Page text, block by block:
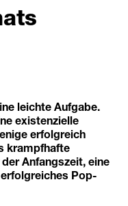
leichte Aufgabe.
existenzielle
erfolgreich
krampfhafte
Anfangszeit, eine
Pop-